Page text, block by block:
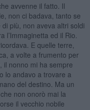
avvenne il fatto. Il
non ci badava, tanto se
più, non aveva altri soldi
l’Immaginetta ed il Rio.
E quelle terre,
a volte a frumento per
il nonno mi ha sempre
lo andavo a trovare a
del destino. Ma un
non onorò mai la
il vecchio nobile